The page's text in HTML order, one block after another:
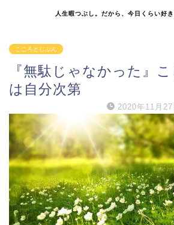
人生暇つぶし。だから、今日くらい好き
こころとじぶん
『無駄じゃなかった』
は自分次第
2020年11月27